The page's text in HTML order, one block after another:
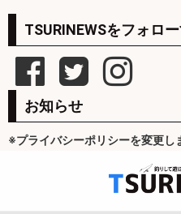
TSURINEWSをフォロ
お知らせ
※プライバシーポリシーを変更し